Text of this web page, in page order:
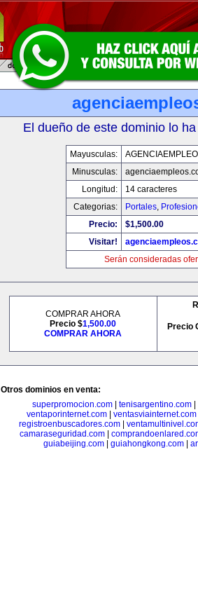
El dueño de este dominio lo
Mayusculas:
Minusculas:
Longitud:
14 caracteres
Categorias:
Portales,
Precio:
$1,500.00
Visitar!
Serán consideradas
COMPRAR AHORA
Precio $1,500.00
COMPRAR AHORA
Precio
Otros dominios en venta:
superpromocion.com
tenisargentino.com
ventaporinternet.com
ventasviainternet.com
registroenbuscadores.com
camaraseguridad.com
guiabeijing.com
guiahongkong.com